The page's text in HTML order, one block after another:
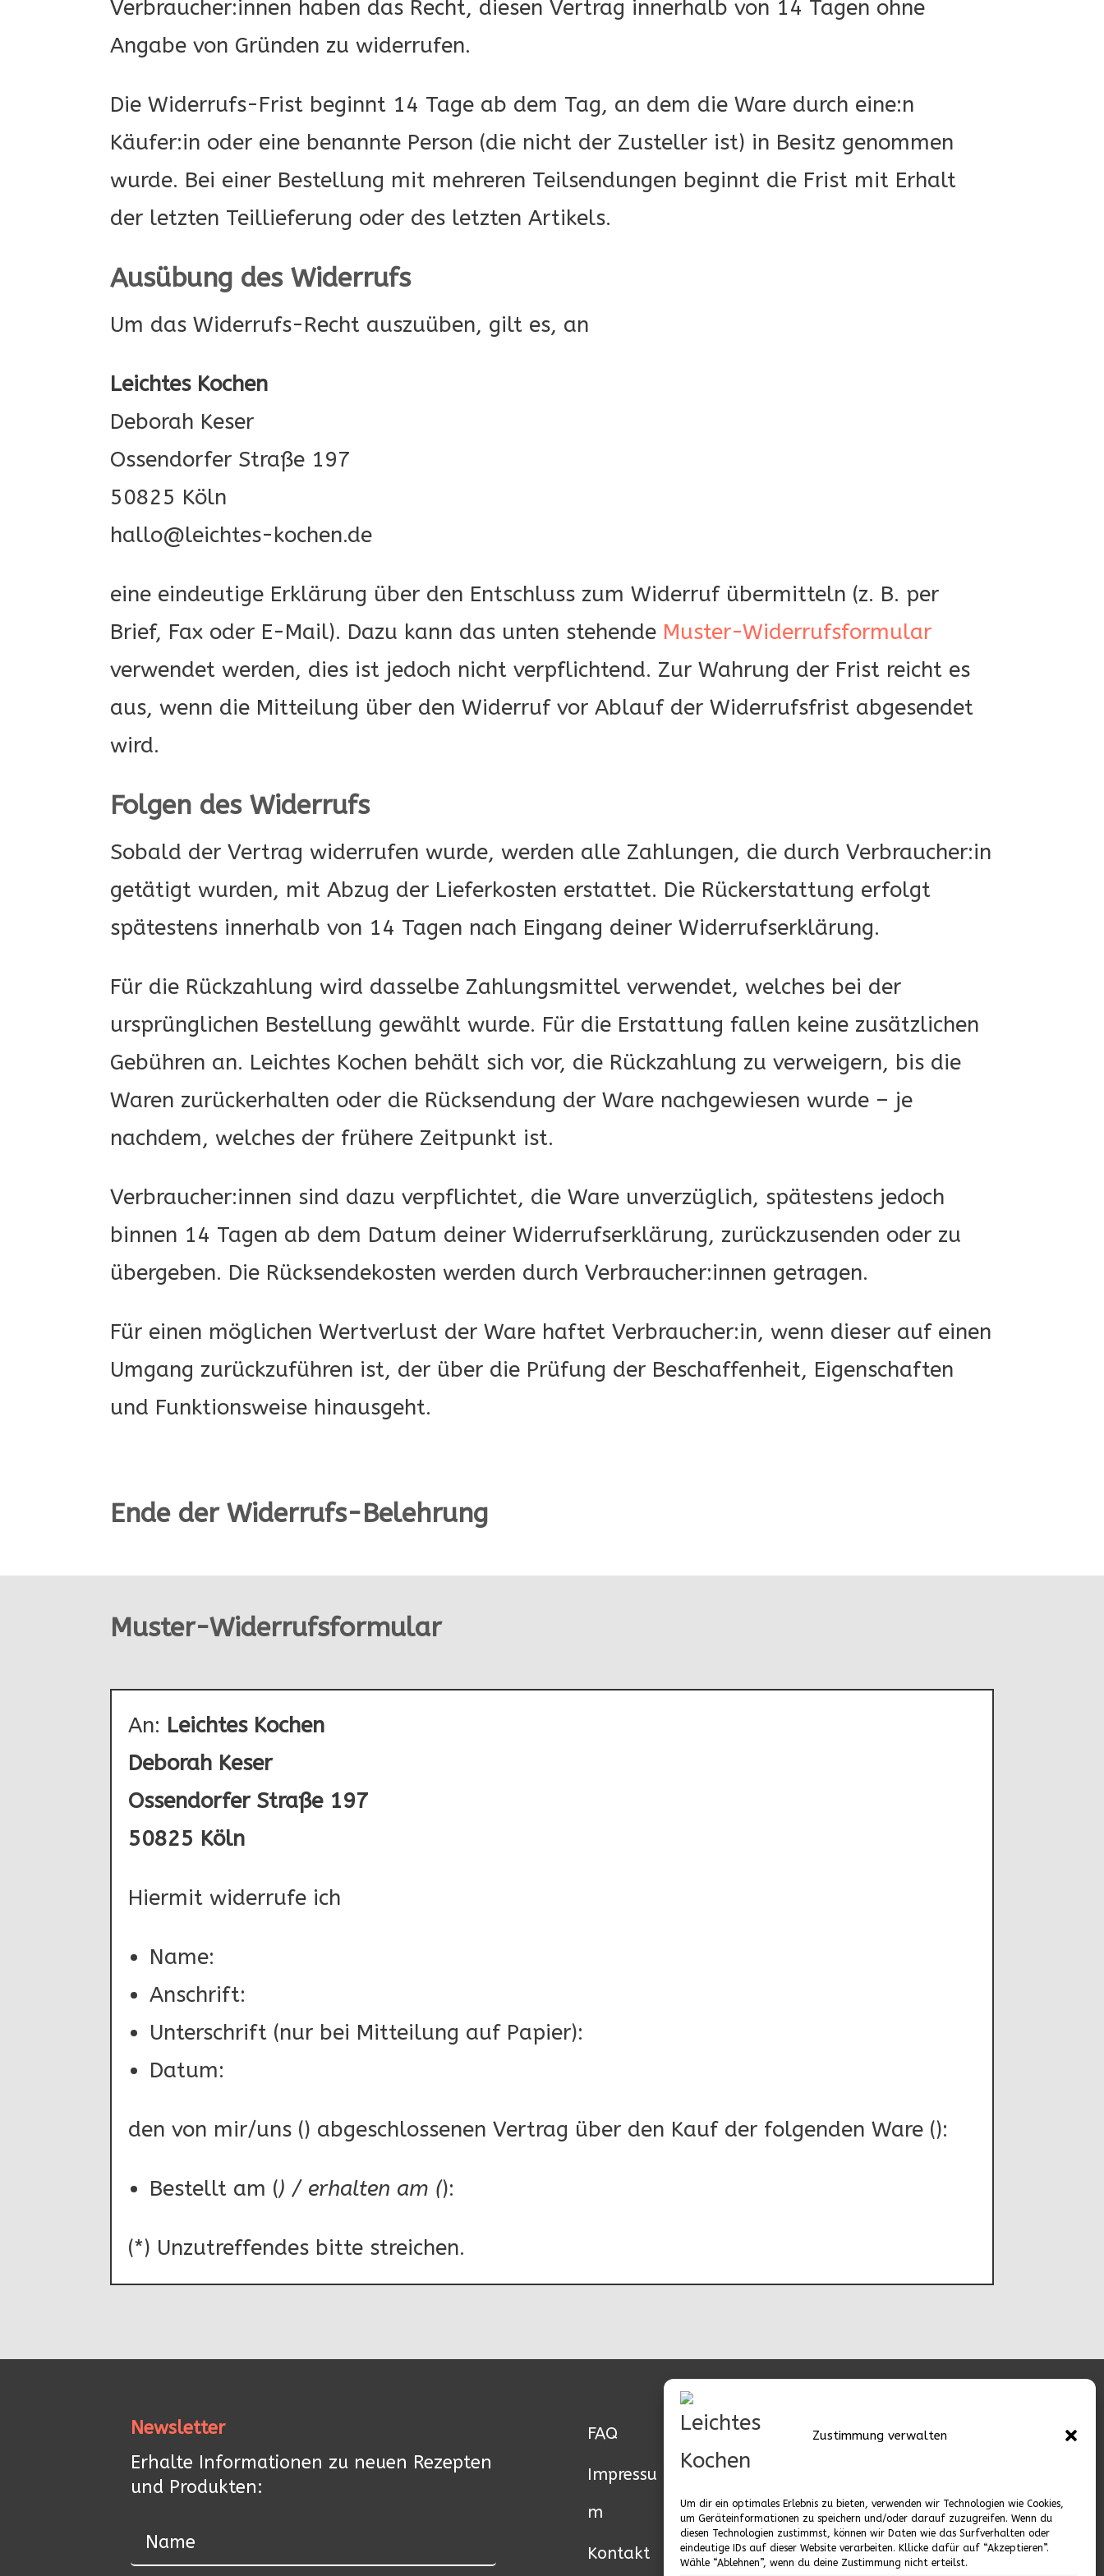
Zustimmung verwalten
Um dir ein optimales Erlebnis zu bieten, verwenden wir Technologien wie Cookies,
um Geräteinformationen zu speichern und/oder darauf zuzugreifen. Wenn du
diesen Technologien zustimmst, können wir Daten wie das Surfverhalten oder
eindeutige IDs auf dieser Website verarbeiten. Kllicke dafür auf “Akzeptieren”.
Wähle “Ablehnen”, wenn du deine Zustimmung nicht erteilst.
Verbraucher:innen haben das Recht, diesen Vertrag innerhalb von 14 Tagen ohne
Angabe von Gründen zu widerrufen.
Die Widerrufs-Frist beginnt 14 Tage ab dem Tag, an dem die Ware durch eine:n
Käufer:in oder eine benannte Person (die nicht der Zusteller ist) in Besitz genommen
wurde. Bei einer Bestellung mit mehreren Teilsendungen beginnt die Frist mit Erhalt
der letzten Teillieferung oder des letzten Artikels.
Ausübung des Widerrufs
Um das Widerrufs-Recht auszuüben, gilt es, an
Leichtes Kochen
Deborah Keser
Ossendorfer Straße 197
50825 Köln
hallo@leichtes-kochen.de
eine eindeutige Erklärung über den Entschluss zum Widerruf übermitteln (z. B. per
Brief, Fax oder E-Mail). Dazu kann das unten stehende Muster-Widerrufsformular
verwendet werden, dies ist jedoch nicht verpflichtend. Zur Wahrung der Frist reicht es
aus, wenn die Mitteilung über den Widerruf vor Ablauf der Widerrufsfrist abgesendet
wird.
Folgen des Widerrufs
Sobald der Vertrag widerrufen wurde, werden alle Zahlungen, die durch Verbraucher:in
getätigt wurden, mit Abzug der Lieferkosten erstattet. Die Rückerstattung erfolgt
spätestens innerhalb von 14 Tagen nach Eingang deiner Widerrufserklärung.
Für die Rückzahlung wird dasselbe Zahlungsmittel verwendet, welches bei der
ursprünglichen Bestellung gewählt wurde. Für die Erstattung fallen keine zusätzlichen
Gebühren an. Leichtes Kochen behält sich vor, die Rückzahlung zu verweigern, bis die
Waren zurückerhalten oder die Rücksendung der Ware nachgewiesen wurde – je
nachdem, welches der frühere Zeitpunkt ist.
Verbraucher:innen sind dazu verpflichtet, die Ware unverzüglich, spätestens jedoch
binnen 14 Tagen ab dem Datum deiner Widerrufserklärung, zurückzusenden oder zu
übergeben. Die Rücksendekosten werden durch Verbraucher:innen getragen.
Für einen möglichen Wertverlust der Ware haftet Verbraucher:in, wenn dieser auf einen
Umgang zurückzuführen ist, der über die Prüfung der Beschaffenheit, Eigenschaften
und Funktionsweise hinausgeht.
Ende der Widerrufs-Belehrung
Muster-Widerrufsformular
An: Leichtes Kochen
Deborah Keser
Ossendorfer Straße 197
50825 Köln
Hiermit widerrufe ich
Name:
Anschrift:
Unterschrift (nur bei Mitteilung auf Papier):
Datum:
den von mir/uns () abgeschlossenen Vertrag über den Kauf der folgenden Ware ():
Bestellt am () / erhalten am ():
(*) Unzutreffendes bitte streichen.
Newsletter
Erhalte Informationen zu neuen Rezepten
und Produkten:
FAQ
Impressu
m
Kontakt
Das Projekt wurde
von Februar 2024 bis
Februar 2025 mit